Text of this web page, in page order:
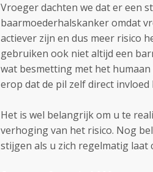
Vroeger dachten we dat er een
baarmoederhalskanker omdat
actiever zijn en dus meer risico
gebruiken ook niet altijd een
wat besmetting met het
erop dat de pil zelf direct
Het is wel belangrijk om u te
verhoging van het risico. Nog
stijgen als u zich regelmatig laat